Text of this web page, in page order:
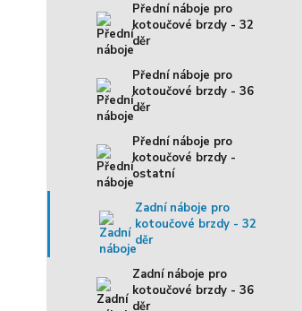
Přední náboje pro
kotoučové brzdy - 32
děr
Přední náboje pro
kotoučové brzdy - 36
děr
Přední náboje pro
kotoučové brzdy -
ostatní
Zadní náboje pro
kotoučové brzdy - 32
děr
Zadní náboje pro
kotoučové brzdy - 36
děr